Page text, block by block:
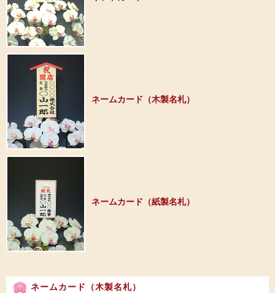
ネームカード（木製名札）
ネームカード（紙製名札）
ネームカード（木製名札）